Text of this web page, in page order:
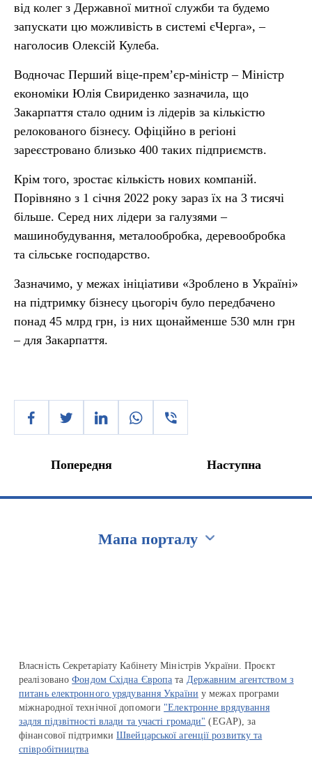
від колег з Державної митної служби та будемо
запускати цю можливість в системі єЧерга», –
наголосив Олексій Кулеба.
Водночас Перший віце-прем’єр-міністр – Міністр
економіки Юлія Свириденко зазначила, що
Закарпаття стало одним із лідерів за кількістю
релокованого бізнесу. Офіційно в регіоні
зареєстровано близько 400 таких підприємств.
Крім того, зростає кількість нових компаній.
Порівняно з 1 січня 2022 року зараз їх на 3 тисячі
більше. Серед них лідери за галузями –
машинобудування, металообробка, деревообробка
та сільське господарство.
Зазначимо, у межах ініціативи «Зроблено в Україні»
на підтримку бізнесу цьогоріч було передбачено
понад 45 млрд грн, із них щонайменше 530 млн грн
– для Закарпаття.
Попередня Наступна
Мапа порталу
Власність Секретаріату Кабінету Міністрів України. Проєкт
реалізованоФондом Східна Європа та Державним агентством з
питань електронного урядування України у межах програми
міжнародної технічної допомоги "Електронне врядування
задля підзвітності влади та участі громади" (EGAP), за
фінансової підтримкиШвейцарської агенції розвитку та
співробітництва